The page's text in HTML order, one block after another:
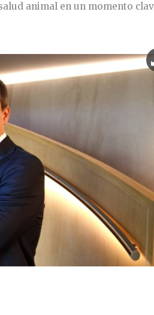
animal en un momento